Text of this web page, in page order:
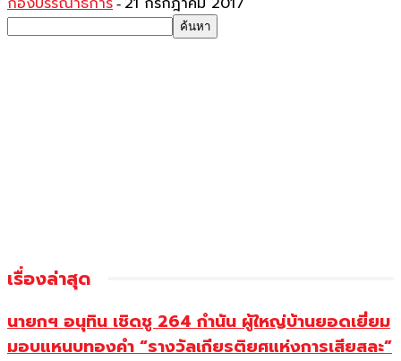
-
เรื่องล่าสุด
นายกฯ อนุทิน เชิดชู 264 กำนัน ผู้ใหญ่บ้านยอดเยี่ยม
มอบแหนบทองคำ “รางวัลเกียรติยศแห่งการเสียสละ”